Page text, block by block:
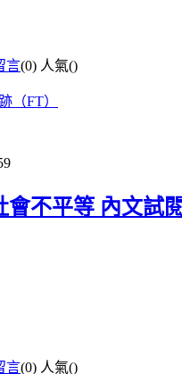
言(0) 人氣()
（FT）
會不平等 內文試閱
言(0) 人氣()